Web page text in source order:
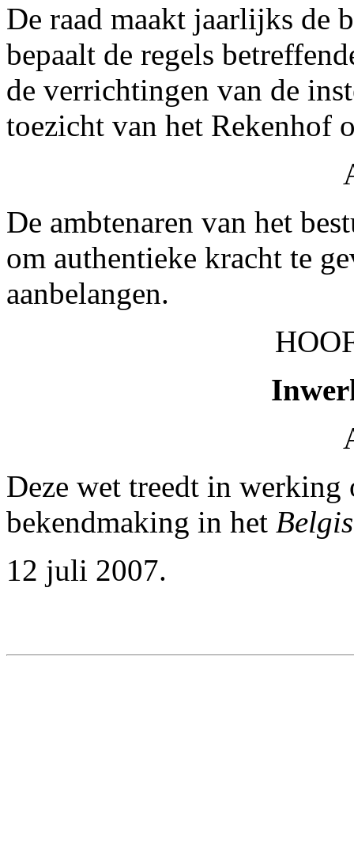
De raad maakt jaarlijks de
bepaalt de regels
de verrichtingen van de
toezicht van het Rekenhof
De ambtenaren van het
om authentieke kracht te
aanbelangen.
Deze wet treedt in werking
bekendmaking in het
12 juli 2007.